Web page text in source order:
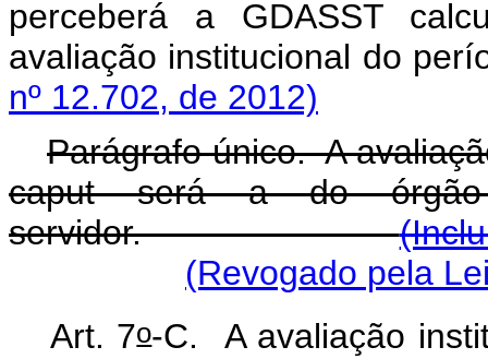
perceberá a GDASST
avaliação
nº 12.702, de 2012)
Parágrafo único. A
caputserá a do órgão
servidor.
(Revogado pela
Art. 7o-C. A avaliação